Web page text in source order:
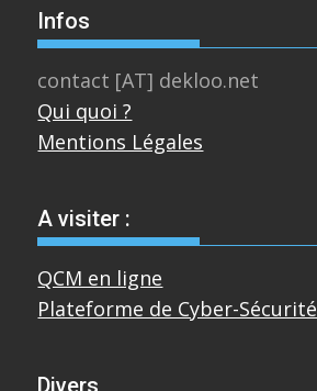
Infos
contact [AT] dekloo.net
Qui quoi ?
Mentions Légales
A visiter :
QCM en ligne
Plateforme de Cyber-Sécurité